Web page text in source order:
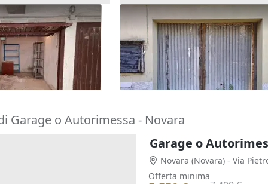
piano interrato Asta Garage con pertinenze
Genova (Genova)
20.391 €
18/09/2026
Garage o Autorimessa - Novara
Garage o
Novara (Novara) - Via
Offerta minima